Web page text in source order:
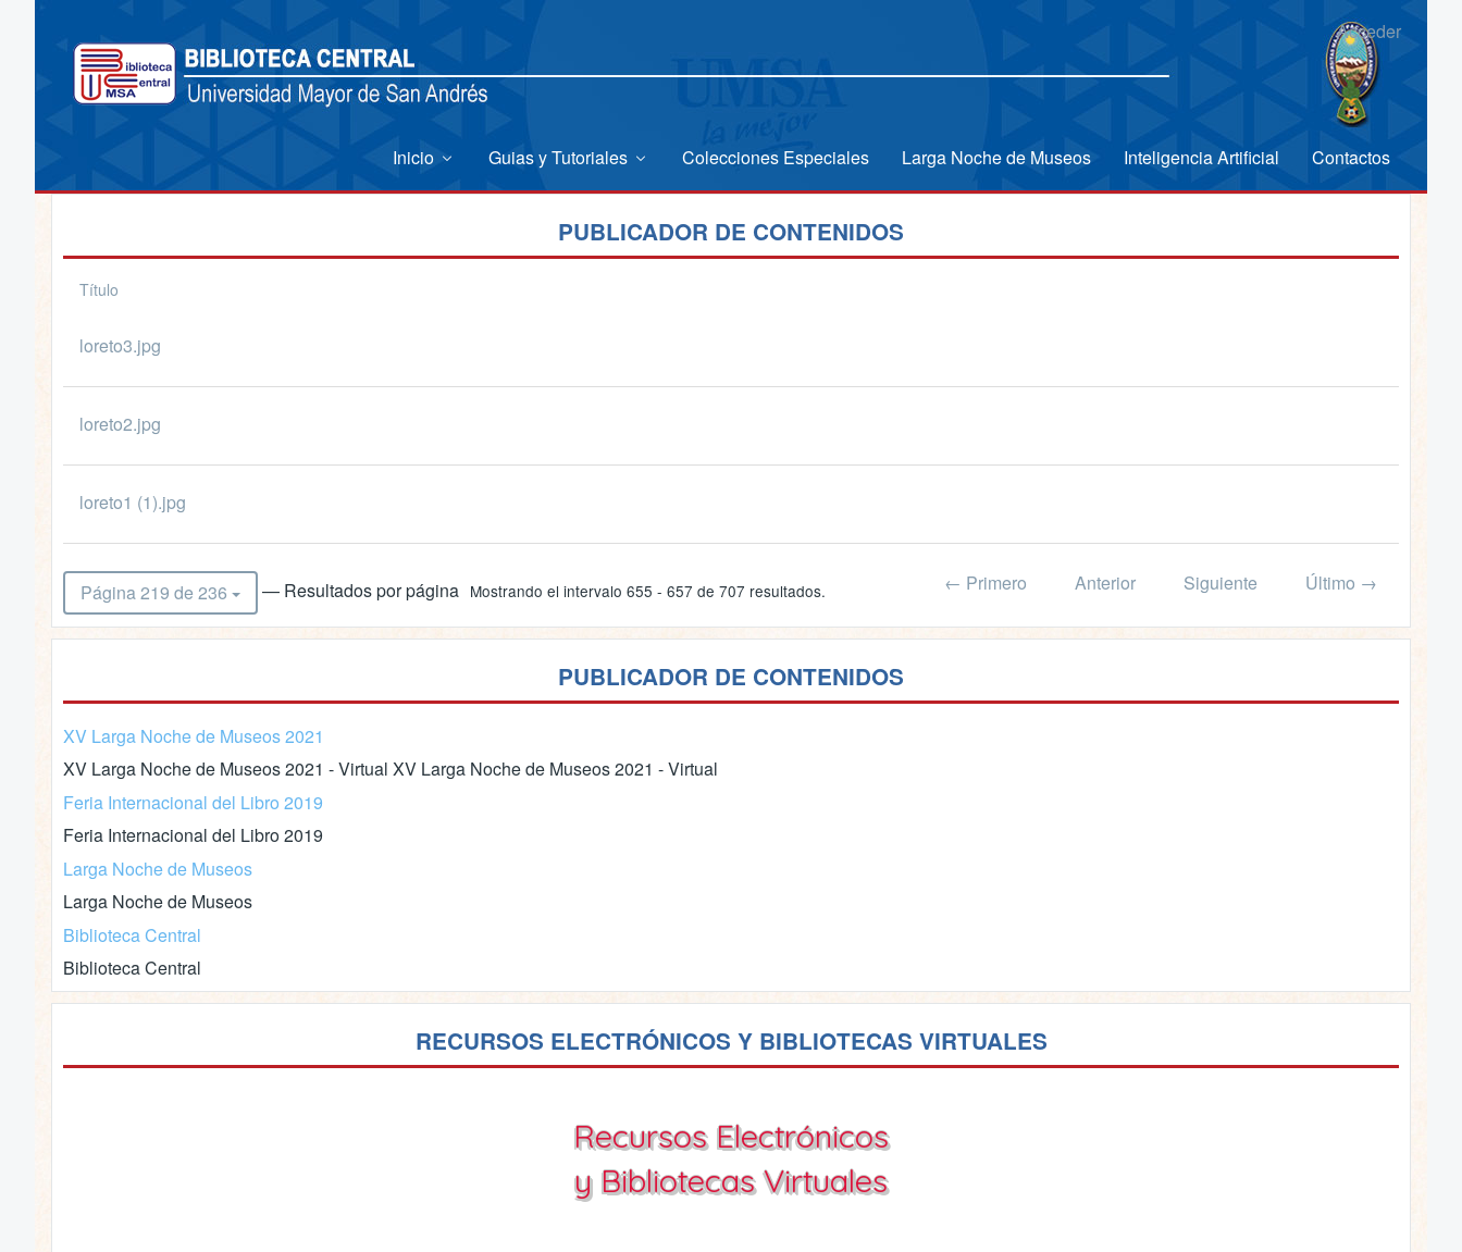
Acceder
Inicio Guias y Tutoriales Colecciones Especiales Larga Noche de Museos Inteligencia Artificial Contactos
PUBLICADOR DE CONTENIDOS
Título
loreto3.jpg
loreto2.jpg
loreto1 (1).jpg
Página 219 de 236 — Resultados por página Mostrando el intervalo 655 - 657 de 707 resultados. ← Primero Anterior Siguiente Último →
PUBLICADOR DE CONTENIDOS
XV Larga Noche de Museos 2021
XV Larga Noche de Museos 2021 - Virtual XV Larga Noche de Museos 2021 - Virtual
Feria Internacional del Libro 2019
Feria Internacional del Libro 2019
Larga Noche de Museos
Larga Noche de Museos
Biblioteca Central
Biblioteca Central
RECURSOS ELECTRÓNICOS Y BIBLIOTECAS VIRTUALES
Recursos Electrónicos
y Bibliotecas Virtuales